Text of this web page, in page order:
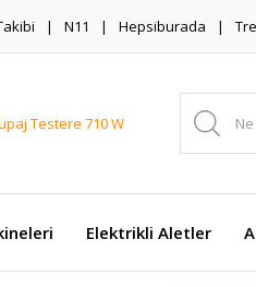
N11 Hepsiburada
Elektrikli Aletler